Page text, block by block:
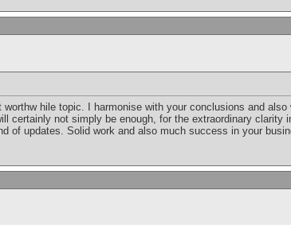
hile topic. I harmonise with your conclusions and
certainly not simply be enough, for the extraordinary clarity
of updates. Solid work and also much success in your